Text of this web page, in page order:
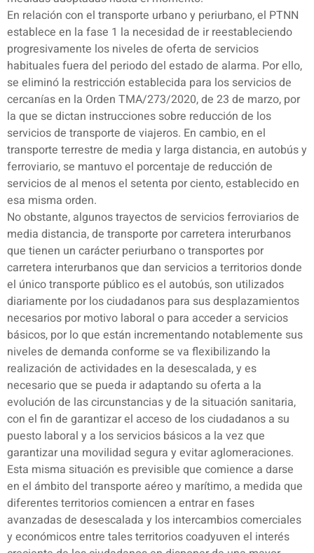
En relación con el transporte urbano y periurbano, el PTNN
establece en la fase 1 la necesidad de ir reestableciendo
progresivamente los niveles de oferta de servicios
habituales fuera del periodo del estado de alarma. Por ello,
se eliminó la restricción establecida para los servicios de
cercanías en la Orden TMA/273/2020, de 23 de marzo, por
la que se dictan instrucciones sobre reducción de los
servicios de transporte de viajeros. En cambio, en el
transporte terrestre de media y larga distancia, en autobús y
ferroviario, se mantuvo el porcentaje de reducción de
servicios de al menos el setenta por ciento, establecido en
esa misma orden.
No obstante, algunos trayectos de servicios ferroviarios de
media distancia, de transporte por carretera interurbanos
que tienen un carácter periurbano o transportes por
carretera interurbanos que dan servicios a territorios donde
el único transporte público es el autobús, son utilizados
diariamente por los ciudadanos para sus desplazamientos
necesarios por motivo laboral o para acceder a servicios
básicos, por lo que están incrementando notablemente sus
niveles de demanda conforme se va flexibilizando la
realización de actividades en la desescalada, y es
necesario que se pueda ir adaptando su oferta a la
evolución de las circunstancias y de la situación sanitaria,
con el fin de garantizar el acceso de los ciudadanos a su
puesto laboral y a los servicios básicos a la vez que
garantizar una movilidad segura y evitar aglomeraciones.
Esta misma situación es previsible que comience a darse
en el ámbito del transporte aéreo y marítimo, a medida que
diferentes territorios comiencen a entrar en fases
avanzadas de desescalada y los intercambios comerciales
y económicos entre tales territorios coadyuven el interés